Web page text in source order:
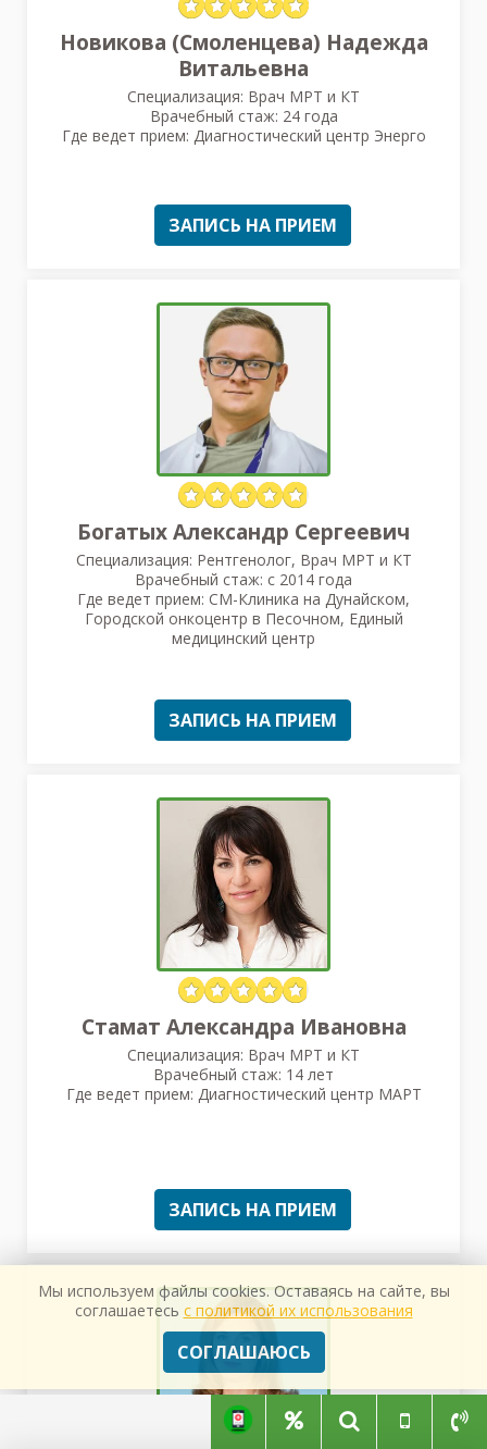
Новикова (Смоленцева) Надежда
Витальевна
Специализация: Врач МРТ и КТ
Врачебный стаж: 24 года
Где ведет прием: Диагностический центр Энерго
ЗАПИСЬ НА ПРИЕМ
Богатых Александр Сергеевич
Специализация: Рентгенолог, Врач МРТ и КТ
Врачебный стаж: с 2014 года
Где ведет прием: СМ-Клиника на Дунайском,
Городской онкоцентр в Песочном, Единый
медицинский центр
ЗАПИСЬ НА ПРИЕМ
Стамат Александра Ивановна
Специализация: Врач МРТ и КТ
Врачебный стаж: 14 лет
Где ведет прием: Диагностический центр МАРТ
ЗАПИСЬ НА ПРИЕМ
Мы используем файлы cookies. Оставаясь на сайте, вы
соглашаетесь с политикой их использования
СОГЛАШАЮСЬ